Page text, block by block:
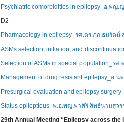
Psychiatric comorbidities in epilepsy_อ.พญ
D2
Pharmacology in epilepsy_รศ.ดร.ภก.ธนรัตน์
ASMs selection, initiation, and
Selection of ASMs in special population_
Management of drug resistant epilepsy_อ.น
Presurgical evaluation and epilepsy
Status epilepticus_พ.อ.พญ.พาสิริ สิทธินามสุว
29th Annual Meeting “Epilepsy across